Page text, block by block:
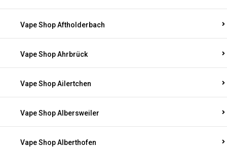
Vape Shop Aftholderbach
Vape Shop Ahrbrück
Vape Shop Ailertchen
Vape Shop Albersweiler
Vape Shop Alberthofen